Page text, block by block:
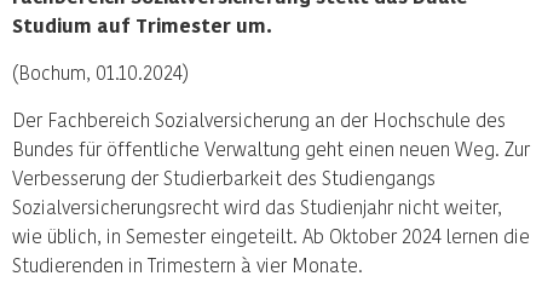
Studium auf Trimester um.
(Bochum, 01.10.2024)
Der Fachbereich Sozialversicherung an der Hochschule des
Bundes für öffentliche Verwaltung geht einen neuen Weg. Zur
Verbesserung der Studierbarkeit des Studiengangs
Sozialversicherungsrecht wird das Studienjahr nicht weiter,
wie üblich, in Semester eingeteilt. Ab Oktober 2024 lernen die
Studierenden in Trimestern à vier Monate.